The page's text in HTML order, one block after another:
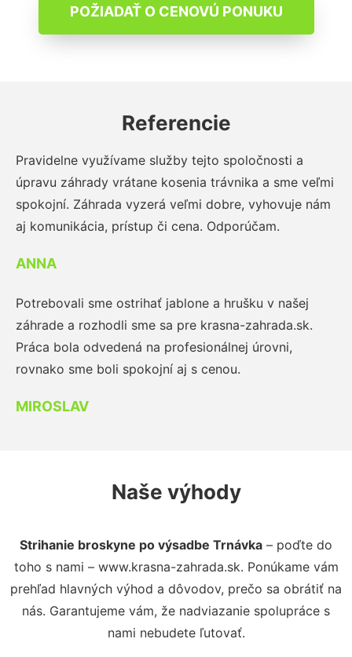
POŽIADAŤ O CENOVÚ PONUKU
Referencie
Pravidelne využívame služby tejto spoločnosti a
úpravu záhrady vrátane kosenia trávnika a sme veľmi
spokojní. Záhrada vyzerá veľmi dobre, vyhovuje nám
aj komunikácia, prístup či cena. Odporúčam.
ANNA
Potrebovali sme ostrihať jablone a hrušku v našej
záhrade a rozhodli sme sa pre krasna-zahrada.sk.
Práca bola odvedená na profesionálnej úrovni,
rovnako sme boli spokojní aj s cenou.
MIROSLAV
Naše výhody
Strihanie broskyne po výsadbe Trnávka – poďte do
toho s nami – www.krasna-zahrada.sk. Ponúkame vám
prehľad hlavných výhod a dôvodov, prečo sa obrátiť na
nás. Garantujeme vám, že nadviazanie spolupráce s
nami nebudete ľutovať.